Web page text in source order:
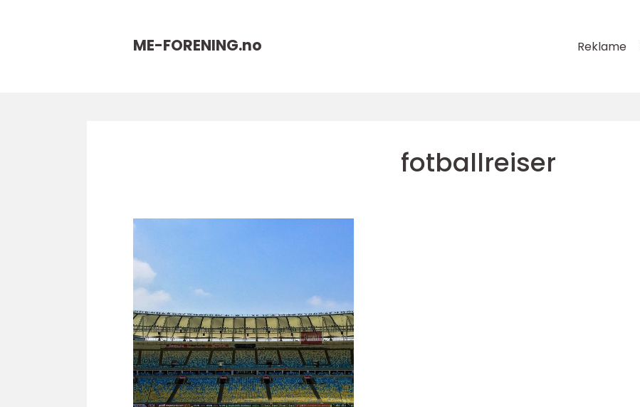
ME-FORENING.no Reklame
fotballreiser